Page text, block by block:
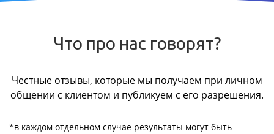
Что про нас говорят?
Честные отзывы, которые мы получаем при личном
общении с клиентом и публикуем с его разрешения.
*в каждом отдельном случае результаты могут быть